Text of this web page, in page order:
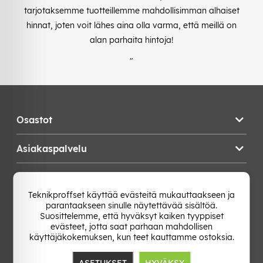
tarjotaksemme tuotteillemme mahdollisimman alhaiset
hinnat, joten voit lähes aina olla varma, että meillä on
alan parhaita hintoja!
"
Osastot
Asiakaspalvelu
Vaihda Maa
Teknikproffset käyttää evästeitä mukauttaakseen ja
parantaakseen sinulle näytettävää sisältöä.
Suosittelemme, että hyväksyt kaiken tyyppiset
evästeet, jotta saat parhaan mahdollisen
käyttäjäkokemuksen, kun teet kauttamme ostoksia.